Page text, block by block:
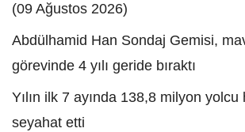
(09 Ağustos 2026)
Abdülhamid Han Sondaj Gemisi,
görevinde 4 yılı geride bıraktı
Yılın ilk 7 ayında 138,8 milyon
seyahat etti